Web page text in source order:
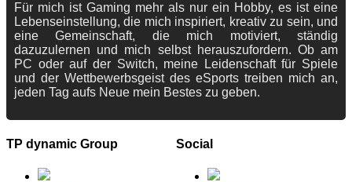
Für mich ist Gaming mehr als nur ein Hobby, es ist eine
Lebenseinstellung, die mich inspiriert, kreativ zu sein, und
eine Gemeinschaft, die mich motiviert, ständig
dazuzulernen und mich selbst herauszufordern. Ob am
PC oder auf der Switch, meine Leidenschaft für Spiele
und der Wettbewerbsgeist des eSports treiben mich an,
jeden Tag aufs Neue mein Bestes zu geben.
TP dynamic Group Social